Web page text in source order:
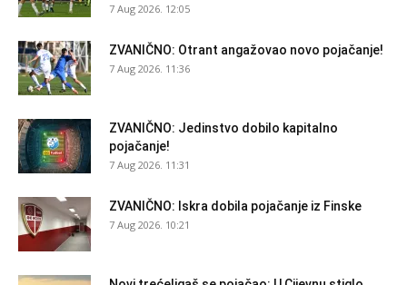
7 Aug 2026. 12:05
ZVANIČNO: Otrant angažovao novo pojačanje!
7 Aug 2026. 11:36
ZVANIČNO: Jedinstvo dobilo kapitalno
pojačanje!
7 Aug 2026. 11:31
ZVANIČNO: Iskra dobila pojačanje iz Finske
7 Aug 2026. 10:21